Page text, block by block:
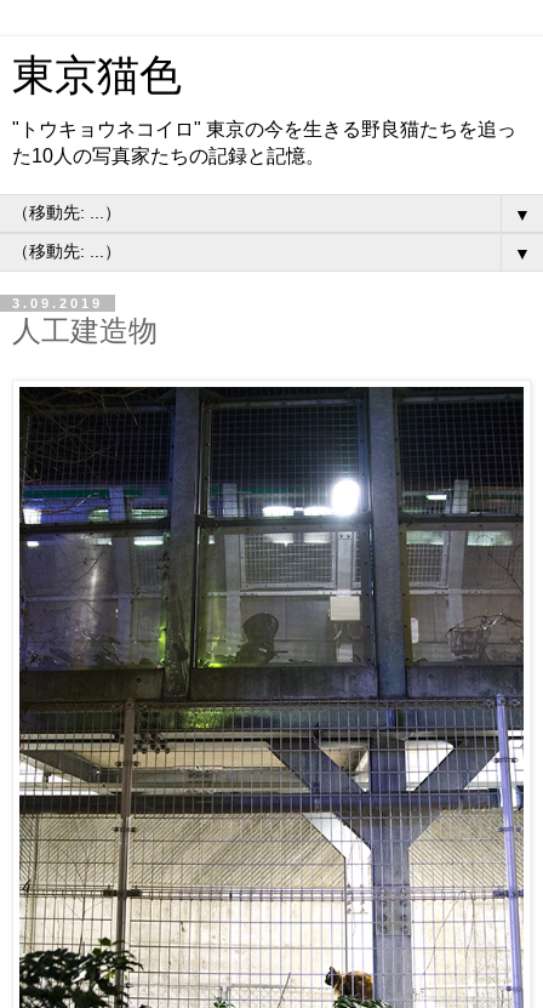
東京猫色
"トウキョウネコイロ" 東京の今を生きる野良猫たちを追っ
た10人の写真家たちの記録と記憶。
▼
▼
3.09.2019
人工建造物